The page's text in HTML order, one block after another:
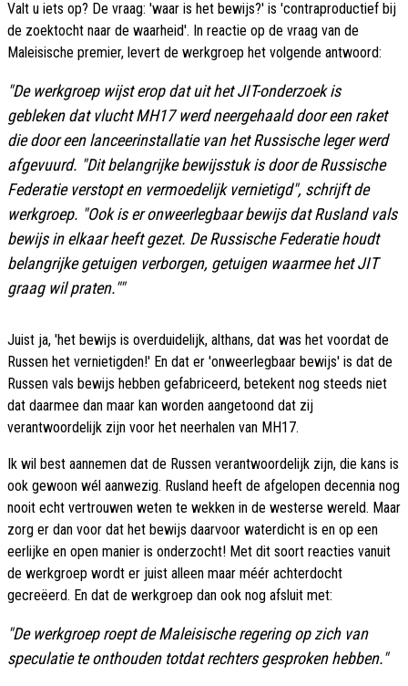
Valt u iets op? De vraag: 'waar is het bewijs?' is 'contraproductief bij
de zoektocht naar de waarheid'. In reactie op de vraag van de
Maleisische premier, levert de werkgroep het volgende antwoord:
"De werkgroep wijst erop dat uit het JIT-onderzoek is
gebleken dat vlucht MH17 werd neergehaald door een raket
die door een lanceerinstallatie van het Russische leger werd
afgevuurd. "Dit belangrijke bewijsstuk is door de Russische
Federatie verstopt en vermoedelijk vernietigd", schrijft de
werkgroep. "Ook is er onweerlegbaar bewijs dat Rusland vals
bewijs in elkaar heeft gezet. De Russische Federatie houdt
belangrijke getuigen verborgen, getuigen waarmee het JIT
graag wil praten.""
Juist ja, 'het bewijs is overduidelijk, althans, dat was het voordat de
Russen het vernietigden!' En dat er 'onweerlegbaar bewijs' is dat de
Russen vals bewijs hebben gefabriceerd, betekent nog steeds niet
dat daarmee dan maar kan worden aangetoond dat zij
verantwoordelijk zijn voor het neerhalen van MH17.
Ik wil best aannemen dat de Russen verantwoordelijk zijn, die kans is
ook gewoon wél aanwezig. Rusland heeft de afgelopen decennia nog
nooit echt vertrouwen weten te wekken in de westerse wereld. Maar
zorg er dan voor dat het bewijs daarvoor waterdicht is en op een
eerlijke en open manier is onderzocht! Met dit soort reacties vanuit
de werkgroep wordt er juist alleen maar méér achterdocht
gecreëerd. En dat de werkgroep dan ook nog afsluit met:
"De werkgroep roept de Maleisische regering op zich van
speculatie te onthouden totdat rechters gesproken hebben."